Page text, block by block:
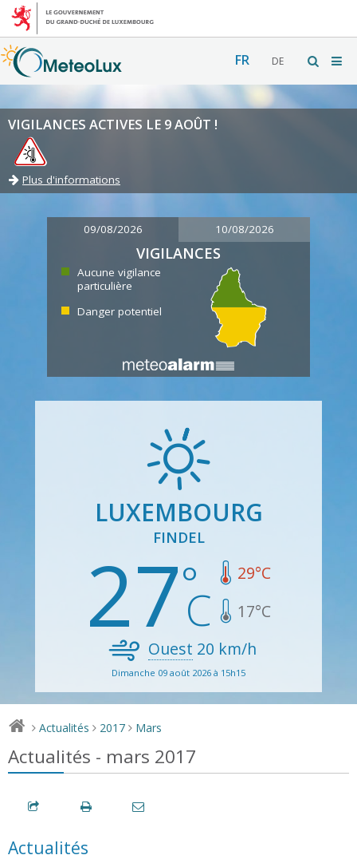
FR DE
VIGILANCES ACTIVES LE 9 AOÛT !
Plus d'informations
09/08/2026 10/08/2026
VIGILANCES
Aucune vigilance
particulière
Danger potentiel
LUXEMBOURG
FINDEL
27 29°C
17°C
Ouest 20 km/h
Dimanche 09 août 2026 à 15h15
> Actualités > 2017 > Mars
Actualités - mars 2017
Actualités